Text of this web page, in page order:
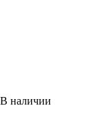
В наличии